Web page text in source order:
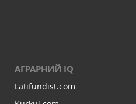
АГРАРНИЙ IQ
Latifundist.com